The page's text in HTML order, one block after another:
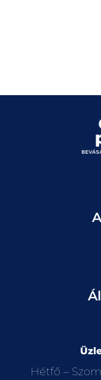
Hétfő –